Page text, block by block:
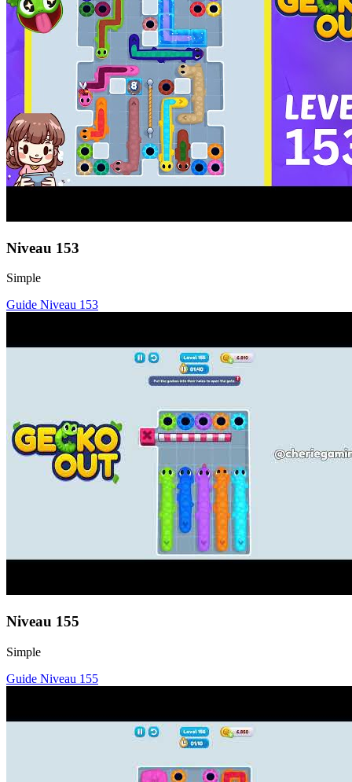
Niveau 153
Simple
Guide Niveau 153
Niveau 155
Simple
Guide Niveau 155